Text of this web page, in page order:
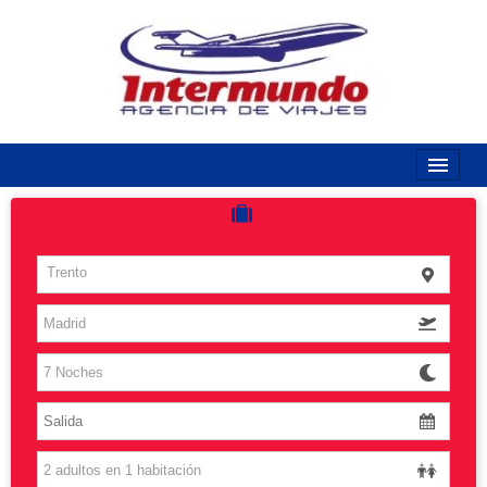
Costas
Vuelos
Islas
Caribe
Grandes Viajes
Trento